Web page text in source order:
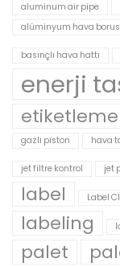
aluminum air pipe
alüminyum hava
basınçlı hava hattı
enerji
etiketleme
gazlı piston
hava
jet filtre kontrol jet
label
Label
labeling
palet